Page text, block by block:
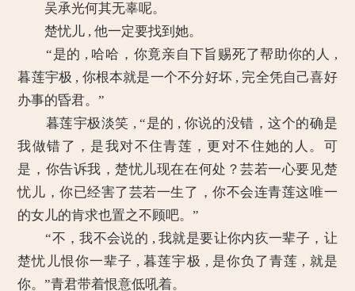
吴承光何其无辜呢。
楚忧儿 , 他一定要找到她。
“是的 , 哈哈，你竟亲自下旨赐死了帮助你的人 ,
暮莲宇极 , 你根本就是一个不分好坏 , 完全凭自己喜好
办事的昏君。”
暮莲宇极淡笑 , “是的 , 你说的没错，这个的确是
我做错了，是我对不住青莲，更对不住她的人。可
是，你告诉我，楚忧儿现在在何处？芸若一心要见楚
忧儿，你已经害了芸若一生了，你不会连青莲这唯一
的女儿的肯求也置之不顾吧。”
“不，我不会说的 , 我就是要让你内疚一辈子，让
楚忧儿恨你一辈子 , 暮莲宇极 , 是你负了青莲 , 就是
你。”青君带着恨意低吼着。